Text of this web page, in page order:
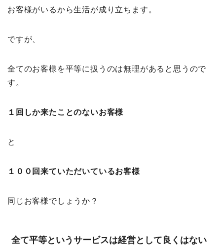
お客様がいるから生活が成り立ちます。
ですが、
全てのお客様を平等に扱うのは無理があると思うので
す。
１回しか来たことのないお客様
と
１００回来ていただいているお客様
同じお客様でしょうか？
全て平等というサービスは経営として良くはない